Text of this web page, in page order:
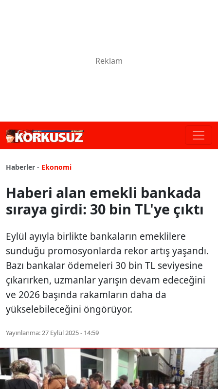
Haberler - Ekonomi
Haberi alan emekli bankada
sıraya girdi: 30 bin TL'ye çıktı
Eylül ayıyla birlikte bankaların emeklilere
sunduğu promosyonlarda rekor artış yaşandı.
Bazı bankalar ödemeleri 30 bin TL seviyesine
çıkarırken, uzmanlar yarışın devam edeceğini
ve 2026 başında rakamların daha da
yükselebileceğini öngörüyor.
Yayınlanma:27 Eylül 2025 - 14:59